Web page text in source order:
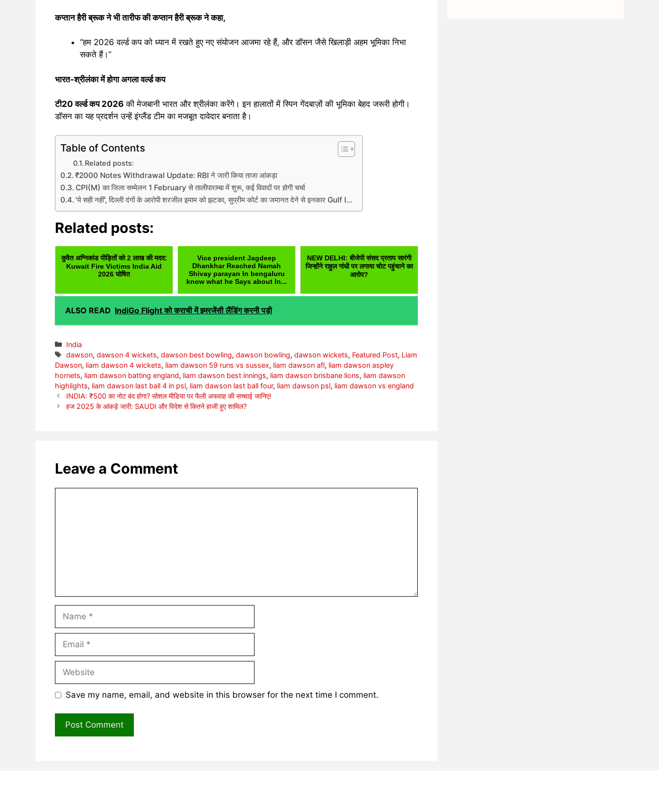
कप्तान हैरी ब्रूक ने भी तारीफ की कप्तान हैरी ब्रूक ने कहा,
“हम 2026 वर्ल्ड कप को ध्यान में रखते हुए नए संयोजन आजमा रहे हैं, और डॉसन जैसे खिलाड़ी अहम भूमिका निभा
सकते हैं।”
भारत-श्रीलंका में होगा अगला वर्ल्ड कप
टी20 वर्ल्ड कप 2026 की मेजबानी भारत और श्रीलंका करेंगे। इन हालातों में स्पिन गेंदबाज़ों की भूमिका बेहद जरूरी होगी।
डॉसन का यह प्रदर्शन उन्हें इंग्लैंड टीम का मजबूत दावेदार बनाता है।
Table of Contents
Related posts:
₹2000 Notes Withdrawal Update: RBI ने जारी किया ताजा आंकड़ा
CPI(M) का जिला सम्मेलन 1 February से तालीपाराम्बा में शुरू, कई विवादों पर होगी चर्चा
'ये सही नहीं', दिल्ली दंगों के आरोपी शरजील इमाम को झटका, सुप्रीम कोर्ट का जमानत देने से इनकार Gulf I…
Related posts:
कुवैत अग्निकांड पीड़ितों को 2 लाख की मदद:
Kuwait Fire Victims India Aid
2026 घोषित
Vice president Jagdeep
Dhankhar Reached Namah
Shivay parayan In bengaluru
know what he Says about In...
NEW DELHI: बीजेपी संसद प्रताप सारंगी
जिन्होंने राहुल गांधी पर लगाया चोट पहुंचाने का
आरोप?
ALSO READ IndiGo Flight को कराची में इमरजेंसी लैंडिंग करनी पड़ी
Categories
India
Tags
dawson,dawson 4 wickets,dawson best bowling,dawson bowling,dawson wickets, Featured Post, Liam
Dawson, liam dawson 4 wickets, liam dawson 59 runs vs sussex, liam dawson afl, liam dawson aspley
hornets, liam dawson batting england, liam dawson best innings, liam dawson brisbane lions, liam dawson
highlights, liam dawson last ball 4 in psl, liam dawson last ball four, liam dawson psl, liam dawson vs england
INDIA: ₹500 का नोट बंद होगा? सोशल मीडिया पर फैली अफवाह की सच्चाई जानिए!
हज 2025 के आंकड़े जारी: SAUDI और विदेश से कितने हाजी हुए शामिल?
Leave a Comment
Save my name, email, and website in this browser for the next time I comment.